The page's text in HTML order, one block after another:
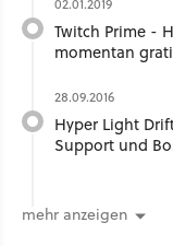
Twitch Prime -
momentan
28.09.2016
Hyper Light
Support und
mehr anzeigen